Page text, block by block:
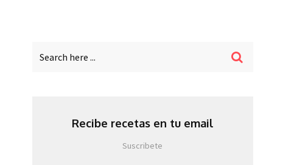
Recibe recetas en tu email
Suscribete